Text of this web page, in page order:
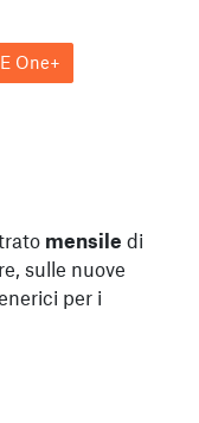
One+
mensile di
sulle nuove
per i